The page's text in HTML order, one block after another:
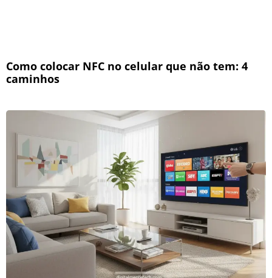
Como colocar NFC no celular que não tem: 4
caminhos